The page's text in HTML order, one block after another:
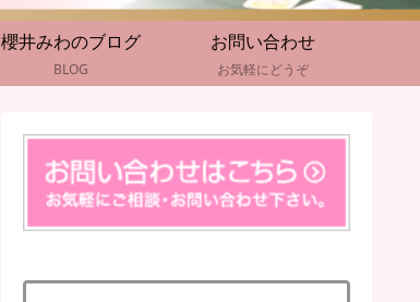
櫻井みわのブログ
BLOG
お問い合わせ
お気軽にどうぞ